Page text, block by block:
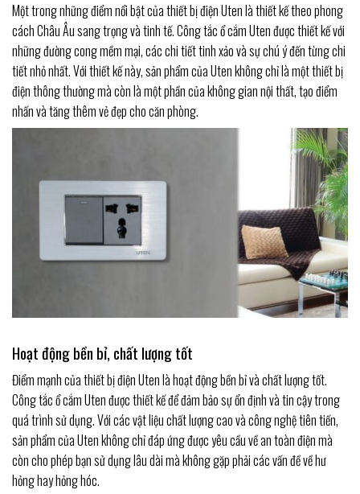
Một trong những điểm nổi bật của thiết bị điện Uten là thiết kế theo phong
cách Châu Âu sang trọng và tinh tế. Công tắc ổ cắm Uten được thiết kế với
những đường cong mềm mại, các chi tiết tinh xảo và sự chú ý đến từng chi
tiết nhỏ nhất. Với thiết kế này, sản phẩm của Uten không chỉ là một thiết bị
điện thông thường mà còn là một phần của không gian nội thất, tạo điểm
nhấn và tăng thêm vẻ đẹp cho căn phòng.
Hoạt động bền bỉ, chất lượng tốt
Điểm mạnh của thiết bị điện Uten là hoạt động bền bỉ và chất lượng tốt.
Công tắc ổ cắm Uten được thiết kế để đảm bảo sự ổn định và tin cậy trong
quá trình sử dụng. Với các vật liệu chất lượng cao và công nghệ tiên tiến,
sản phẩm của Uten không chỉ đáp ứng được yêu cầu về an toàn điện mà
còn cho phép bạn sử dụng lâu dài mà không gặp phải các vấn đề về hư
hỏng hay hỏng hóc.